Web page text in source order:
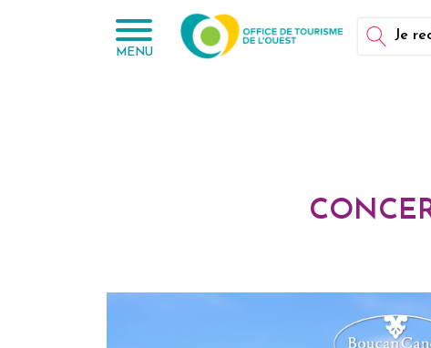
MENU
Je